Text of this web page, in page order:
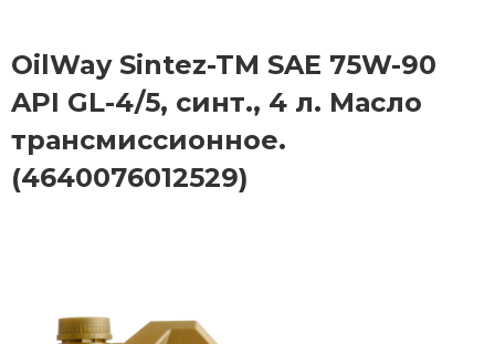
OilWay Sintez-TM SAE 75W-90
API GL-4/5, синт., 4 л. Масло
трансмиссионное.
(4640076012529)